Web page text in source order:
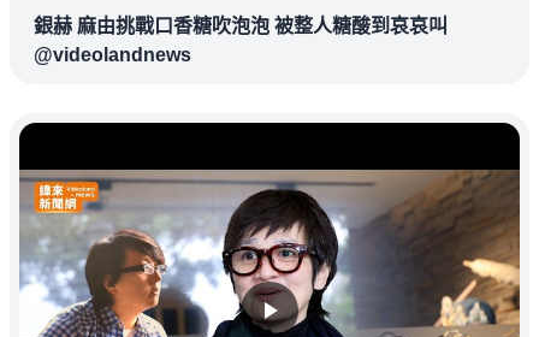
銀赫 麻由挑戰口香糖吹泡泡 被整人糖酸到哀哀叫
@videolandnews